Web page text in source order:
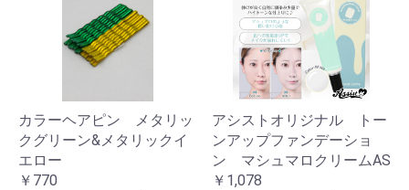
カラーヘアピン メタリッ
クグリーン&メタリックイ
エロー
￥770
アシストオリジナル トー
ンアップファンデーショ
ン マシュマロクリームAS
￥1,078